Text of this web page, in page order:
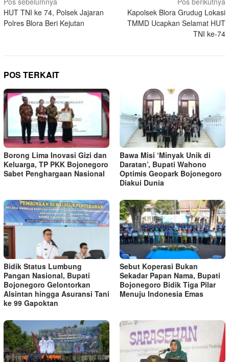
pos
HUT TNI ke 74, Polsek Jajaran
Polres Blora Beri Kejutan
Kapolsek Blora Grudug Lokasi
TMMD Ucapkan Selamat HUT
TNI ke-74
POS TERKAIT
Borong Lima Inovasi Gizi dan
Keluarga, TP PKK Bojonegoro
Sabet Penghargaan Nasional
Bawa Misi ‘Minyak Unik di
Daratan’, Bupati Wahono
Optimis Geopark Bojonegoro
Diakui Dunia
Bidik Status Lumbung
Pangan Nasional, Bupati
Bojonegoro Gelontorkan
Alsintan hingga Asuransi Tani
ke 99 Gapoktan
Sebut Koperasi Bukan
Sekadar Papan Nama, Bupati
Bojonegoro Bidik Tiga Pilar
Menuju Indonesia Emas